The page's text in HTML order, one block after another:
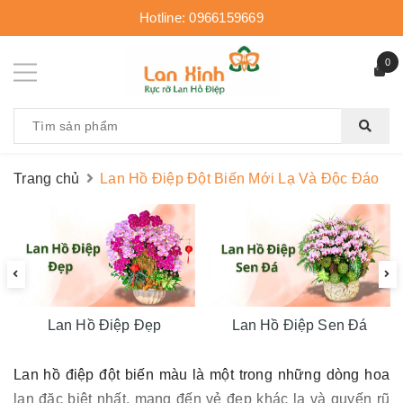
Hotline:0966159669
0
Trang chủ Lan Hồ Điệp Đột Biến Mới Lạ Và Độc Đáo
Lan Hồ Điệp Đẹp Lan Hồ Điệp Sen Đá
Lan hồ điệp đột biến màu là một trong những dòng hoa
lan đặc biệt nhất, mang đến vẻ đẹp khác lạ và quyến rũ